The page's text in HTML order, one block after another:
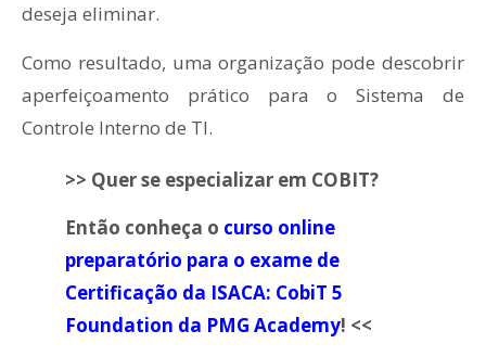
deseja eliminar.
Como resultado, uma organização pode descobrir
aperfeiçoamento prático para o Sistema de
Controle Interno de TI.
>> Quer se especializar em COBIT?
Então conheça o curso online
preparatório para o exame de
Certificação da ISACA: CobiT 5
Foundation da PMG Academy! <<